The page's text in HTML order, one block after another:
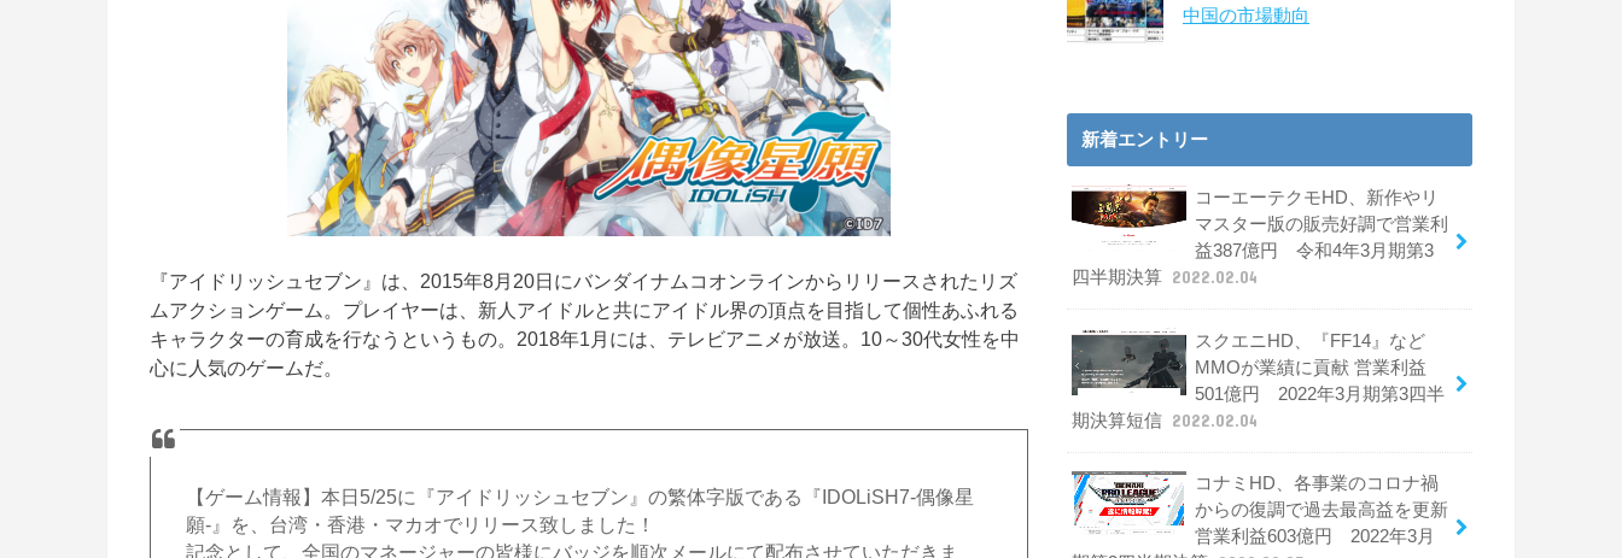
『アイドリッシュセブン』は、2015年8月20日にバンダイナムコオンラインからリリースされたリズ
ムアクションゲーム。プレイヤーは、新人アイドルと共にアイドル界の頂点を目指して個性あふれる
キャラクターの育成を行なうというもの。2018年1月には、テレビアニメが放送。10～30代女性を中
心に人気のゲームだ。
【ゲーム情報】本日5/25に『アイドリッシュセブン』の繁体字版である『IDOLiSH7-偶像星
願-』を、台湾・香港・マカオでリリース致しました！
記念として、全国のマネージャーの皆様にバッジを順次メールにて配布させていただきま
中国の市場動向
新着エントリー
コーエーテクモHD、新作やリ
マスター版の販売好調で営業利
益387億円 令和4年3月期第3
四半期決算 2022.02.04
スクエニHD、『FF14』など
MMOが業績に貢献 営業利益
501億円 2022年3月期第3四半
期決算短信 2022.02.04
コナミHD、各事業のコロナ禍
からの復調で過去最高益を更新
営業利益603億円 2022年3月